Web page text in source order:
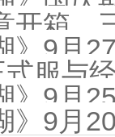
开箱，
》9月
服与
》9月
》9月